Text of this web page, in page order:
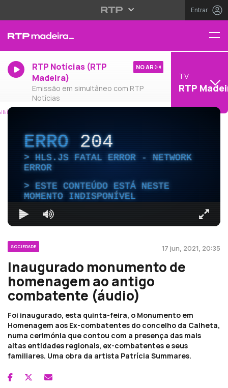
Entrar
RTP Notícias (RTP
Madeira)
Emissão em simultâneo com RTP
Notícias
NO AR
TV
RTP
ERRO204
HLS.JS FATAL ERROR - NETWORK
ERROR
ESTE CONTEÚDO ESTÁ NESTE
MOMENTO INDISPONÍVEL
SOCIEDADE 17 jun, 2021, 20:35
Inaugurado monumento de
homenagem ao antigo
combatente (áudio)
Foi inaugurado, esta quinta-feira, o Monumento em
Homenagem aos Ex-combatentes do concelho da Calheta,
numa cerimónia que contou com a presença das mais
altas entidades regionais, ex-combatentes e seus
familiares. Uma obra da artista Patrícia Summares.